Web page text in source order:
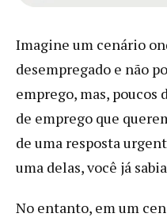
Imagine um cenário
desempregado e não
emprego, mas, poucos
de emprego que
de uma resposta
uma delas, você já
No entanto, em um